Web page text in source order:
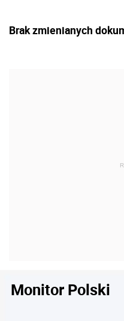
Brak zmienianych
Monitor Polski